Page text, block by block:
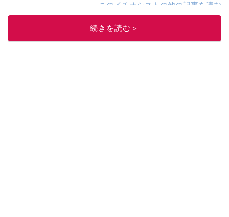
このイチオシストの他の記事を読む
続きを読む＞